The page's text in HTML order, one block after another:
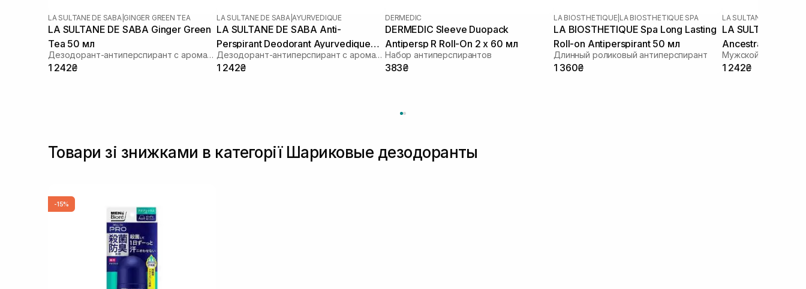
LA SULTANE DE SABA GINGER GREEN TEA
LA SULTANE DE SABA Ginger Green
Tea 50 мл
Дезодорант-антиперспирант с ароматом зеленого чая и имбиря
1 242₴
LA SULTANE DE SABA AYURVEDIQUE
LA SULTANE DE SABA Anti-
Perspirant Deodorant Ayurvedique
50 мл
Дезодорант-антиперспирант с ароматом амбры, ванили и пачули
1 242₴
DERMEDIC
DERMEDIC Sleeve Duopack
Antipersp R Roll-On 2 х 60 мл
Набор антиперспирантов
383₴
LA BIOSTHETIQUE LA BIOSTHETIQUE SPA
LA BIOSTHETIQUE Spa Long Lasting
Roll-on Antiperspirant 50 мл
Длинный роликовый антиперспирант
1 360₴
LA SULTANE DE SABA
LA SULTANE DE
Ancestral 50 мл
Мужской
1 242₴
Товари зі знижками в категорії Шариковые дезодоранты
-15%